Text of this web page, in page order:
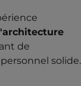
de
solide.